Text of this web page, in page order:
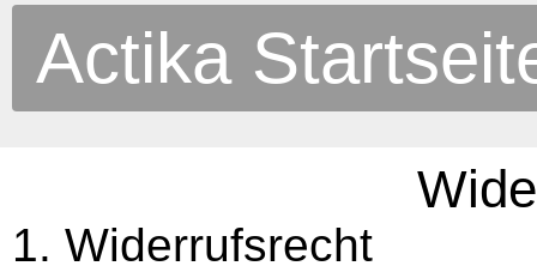
Actika
1. Widerrufsrecht